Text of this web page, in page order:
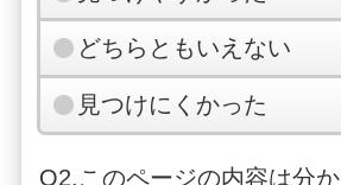
どちらともいえない
見つけにくかった
Q2.このページの内容は分